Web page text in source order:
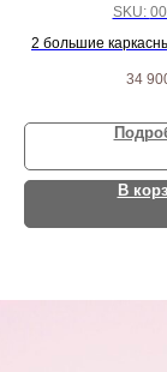
SKU:
2 большие
коробка с 12
34
В